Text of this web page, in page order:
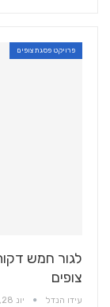
פרויקט פסגת צופים
לגור חמש
צופים
עידו הנדל יונ 28, 2020